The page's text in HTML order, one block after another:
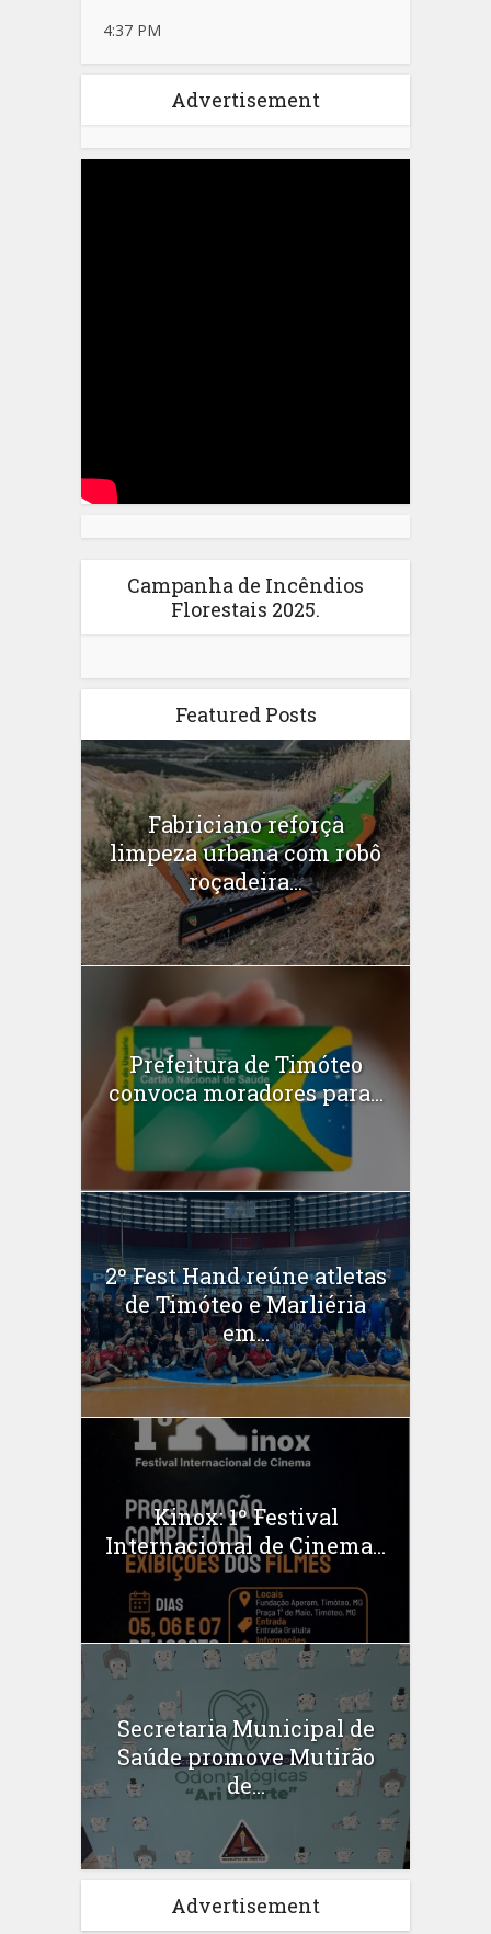
4:37 PM
Advertisement
Campanha de Incêndios
Florestais 2025.
Featured Posts
Fabriciano reforça
limpeza urbana com robô
roçadeira...
Prefeitura de Timóteo
convoca moradores para...
2º Fest Hand reúne atletas
de Timóteo e Marliéria
em...
Kinox: 1º Festival
Internacional de Cinema...
Secretaria Municipal de
Saúde promove Mutirão
de...
Advertisement